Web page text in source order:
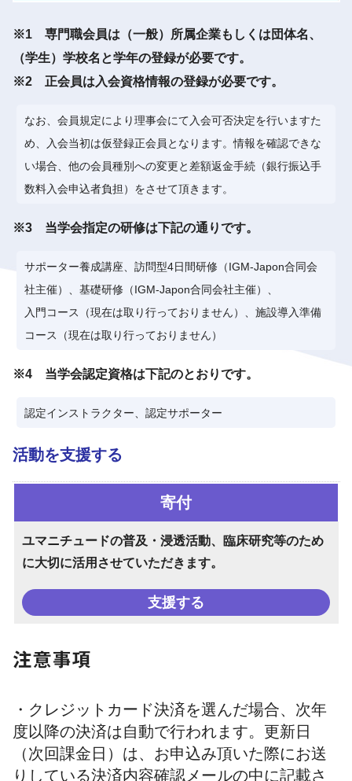
※1 専門職会員は（一般）所属企業もしくは団体名、
（学生）学校名と学年の登録が必要です。
※2 正会員は入会資格情報の登録が必要です。
なお、会員規定により理事会にて入会可否決定を行いますた
め、入会当初は仮登録正会員となります。情報を確認できな
い場合、他の会員種別への変更と差額返金手続（銀行振込手
数料入会申込者負担）をさせて頂きます。
※3 当学会指定の研修は下記の通りです。
サポーター養成講座、訪問型4日間研修（IGM-Japon合同会
社主催）、基礎研修（IGM-Japon合同会社主催）、
入門コース（現在は取り行っておりません）、施設導入準備
コース（現在は取り行っておりません）
※4 当学会認定資格は下記のとおりです。
認定インストラクター、認定サポーター
活動を支援する
寄付
ユマニチュードの普及・浸透活動、臨床研究等のため
に大切に活用させていただきます。
支援する
注意事項
・クレジットカード決済を選んだ場合、次年
度以降の決済は自動で行われます。更新日
（次回課金日）は、お申込み頂いた際にお送
りしている決済内容確認メールの中に記載さ